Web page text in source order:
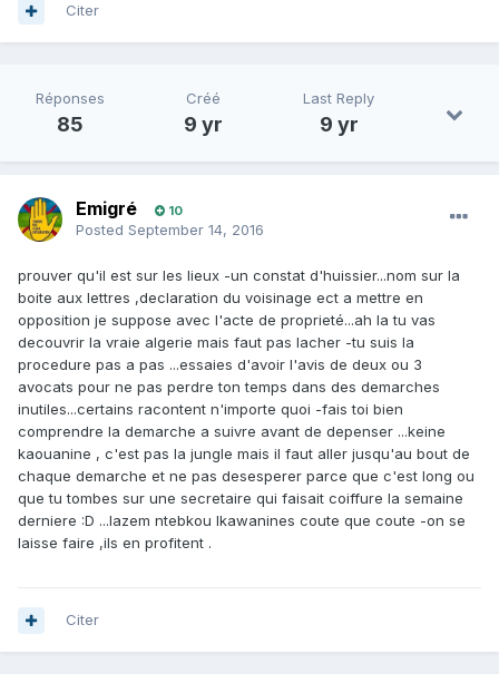
Citer
Réponses
85
Créé
9 yr
Last Reply
9 yr
Emigré 10
Posted September 14, 2016
prouver qu'il est sur les lieux -un constat d'huissier...nom sur la
boite aux lettres ,declaration du voisinage ect a mettre en
opposition je suppose avec l'acte de proprieté...ah la tu vas
decouvrir la vraie algerie mais faut pas lacher -tu suis la
procedure pas a pas ...essaies d'avoir l'avis de deux ou 3
avocats pour ne pas perdre ton temps dans des demarches
inutiles...certains racontent n'importe quoi -fais toi bien
comprendre la demarche a suivre avant de depenser ...keine
kaouanine , c'est pas la jungle mais il faut aller jusqu'au bout de
chaque demarche et ne pas desesperer parce que c'est long ou
que tu tombes sur une secretaire qui faisait coiffure la semaine
derniere :D ...lazem ntebkou lkawanines coute que coute -on se
laisse faire ,ils en profitent .
Citer